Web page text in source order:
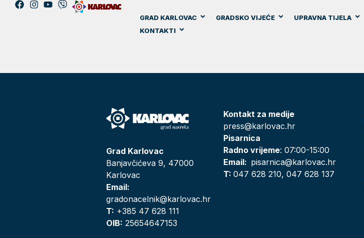
GRAD KARLOVAC GRADSKO VIJEĆE UPRAVNA TIJELA
KONTAKTI
Grad Karlovac
Banjavčićeva 9, 47000
Karlovac
Email:
gradonacelnik@karlovac.hr
T: +385 47 628 111
OIB: 25654647153
Kontakt za medije
press@karlovac.hr
Pisarnica
Radno vrijeme: 07:00-15:00
Email: pisarnica@karlovac.hr
T:047 628 210, 047 628 137